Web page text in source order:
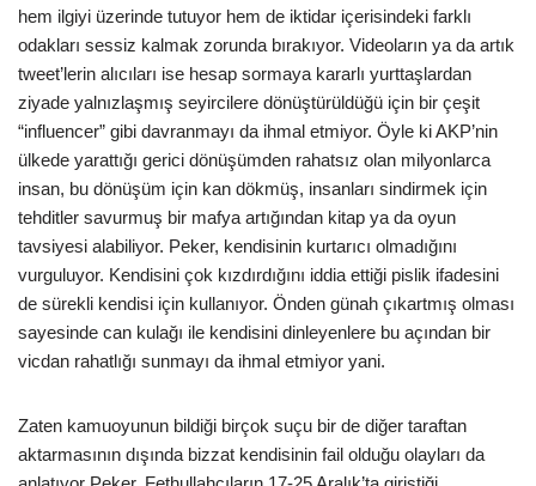
hem ilgiyi üzerinde tutuyor hem de iktidar içerisindeki farklı
odakları sessiz kalmak zorunda bırakıyor. Videoların ya da artık
tweet’lerin alıcıları ise hesap sormaya kararlı yurttaşlardan
ziyade yalnızlaşmış seyircilere dönüştürüldüğü için bir çeşit
“influencer” gibi davranmayı da ihmal etmiyor. Öyle ki AKP’nin
ülkede yarattığı gerici dönüşümden rahatsız olan milyonlarca
insan, bu dönüşüm için kan dökmüş, insanları sindirmek için
tehditler savurmuş bir mafya artığından kitap ya da oyun
tavsiyesi alabiliyor. Peker, kendisinin kurtarıcı olmadığını
vurguluyor. Kendisini çok kızdırdığını iddia ettiği pislik ifadesini
de sürekli kendisi için kullanıyor. Önden günah çıkartmış olması
sayesinde can kulağı ile kendisini dinleyenlere bu açından bir
vicdan rahatlığı sunmayı da ihmal etmiyor yani.
Zaten kamuoyunun bildiği birçok suçu bir de diğer taraftan
aktarmasının dışında bizzat kendisinin fail olduğu olayları da